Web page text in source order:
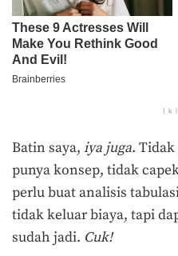
Batin saya, iya juga. Tidak
punya konsep, tidak
perlu buat analisis
tidak keluar biaya, tapi
sudah jadi. Cuk!